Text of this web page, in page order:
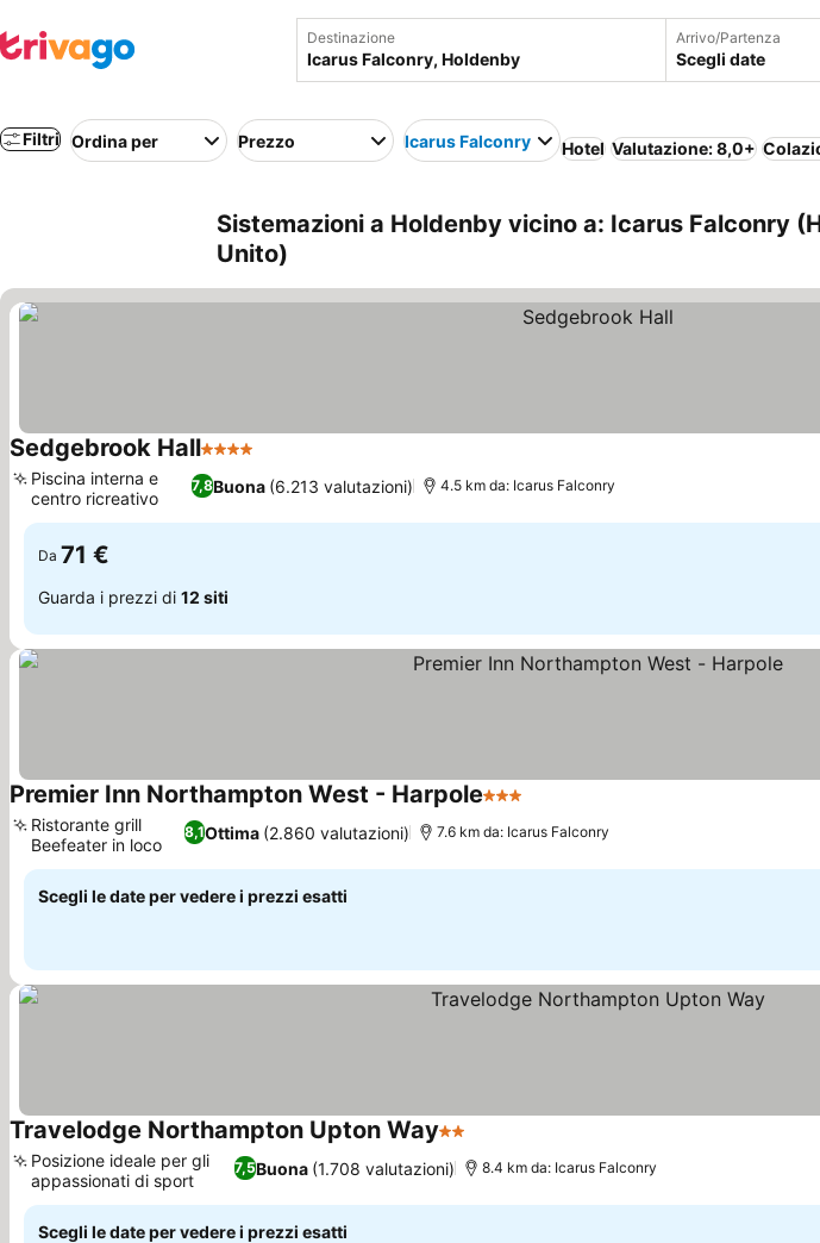
Destinazione Arrivo/Partenza
Scegli date
Filtri Ordina per Prezzo Icarus Falconry Hotel Valutazione: 8,0+
Sistemazioni a Holdenby vicino a: Icarus Falconry
Unito)
Sedgebrook Hall4 Stelle
7,8Buona (6.213 valutazioni)
Piscina interna e
centro ricreativo
4.5 km da: Icarus Falconry
Da 71 €
Guarda i prezzi di 12 siti
Premier Inn Northampton West - Harpole3 Stelle
8,1Ottima (2.860 valutazioni)
Ristorante grill
Beefeater in loco
7.6 km da: Icarus Falconry
Scegli le date per vedere i prezzi esatti
Travelodge Northampton Upton Way2 Stelle
7,5Buona (1.708 valutazioni)
Posizione ideale per gli
appassionati di sport
8.4 km da: Icarus Falconry
Scegli le date per vedere i prezzi esatti